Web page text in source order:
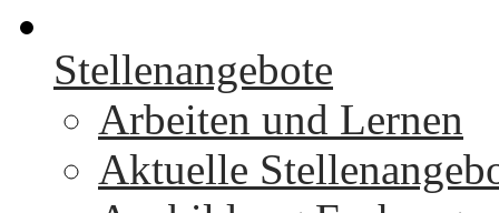
Stellenangebote
Arbeiten und Lernen
Aktuelle